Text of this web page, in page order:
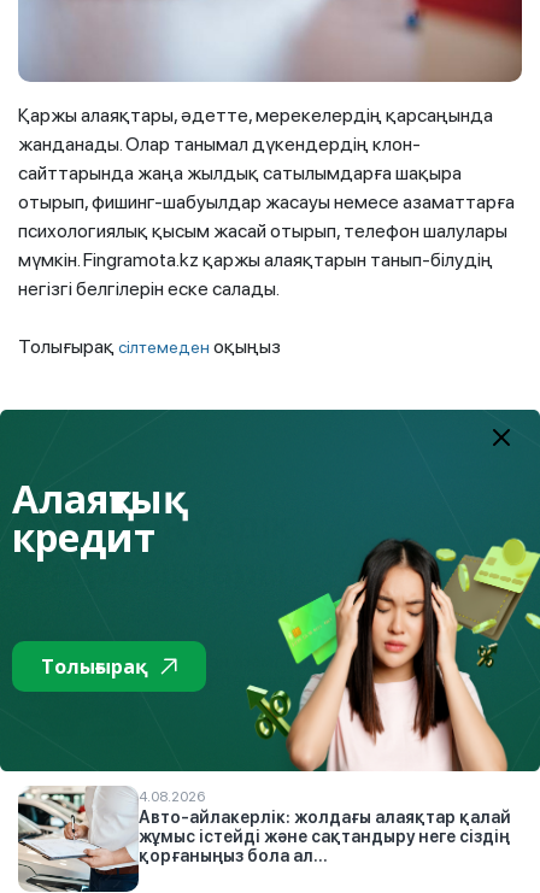
Қаржы алаяқтары, әдетте, мерекелердің қарсаңында
жанданады. Олар танымал дүкендердің клон-
сайттарында жаңа жылдық сатылымдарға шақыра
отырып, фишинг-шабуылдар жасауы немесе азаматтарға
психологиялық қысым жасай отырып, телефон шалулары
мүмкін. Fingramota.kz қаржы алаяқтарын танып-білудің
негізгі белгілерін еске салады.
Толығырақ сілтемеден оқыңыз
Аптаның үздік
жаңалықтары
2.08.2026
Қазақстан азаматтарды қаржылық
алаяқтардан қалай қорғайды
4.08.2026
Авто-айлакерлік: жолдағы алаяқтар қалай
жұмыс істейді және сақтандыру неге сіздің
қорғаныңыз бола ал...
Алаяқтық
кредит
Толығырақ